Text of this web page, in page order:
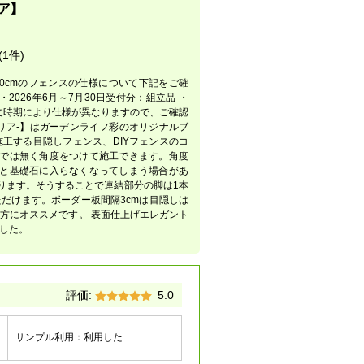
件)
のフェンスの仕様について下記をご確
2026年6月～7月30日受付分：組立品 ・
期により仕様が異なりますので、ご確認
ア-】はガーデンライフ彩のオリジナルブ
する目隠しフェンス、DIYフェンスのコ
は無く角度をつけて施工できます。角度
基礎石に入らなくなってしまう場合があ
ます。そうすることで連結部分の脚は1本
けます。ボーダー板間隔3cmは目隠しは
にオススメです。 表面仕上げエレガント
た。
評価: 5.0
サンプル利用： 利用した